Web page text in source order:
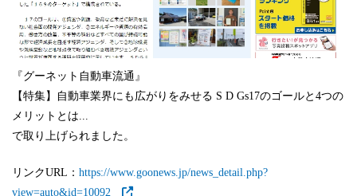
『グーネット自動車流通』
【特集】自動車業界にも広がりをみせる S D Gs17のゴールと4つの
メリットとは...
で取り上げられました。
リンクURL： https://www.goonews.jp/news_detail.php?
view=auto&id=10092